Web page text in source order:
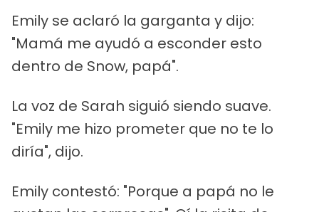
Emily se aclaró la garganta y dijo:
"Mamá me ayudó a esconder esto
dentro de Snow, papá".
La voz de Sarah siguió siendo suave.
"Emily me hizo prometer que no te lo
diría", dijo.
Emily contestó: "Porque a papá no le